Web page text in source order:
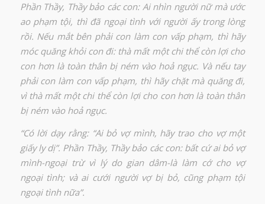
Phần Thầy, Thầy bảo các con: Ai nhìn người nữ mà ước
ao phạm tội, thì đã ngoại tình với người ấy trong lòng
rồi. Nếu mắt bên phải con làm con vấp phạm, thì hãy
móc quăng khỏi con đi: thà mất một chi thể còn lợi cho
con hơn là toàn thân bị ném vào hoả ngục. Và nếu tay
phải con làm con vấp phạm, thì hãy chặt mà quăng đi,
vì thà mất một chi thể còn lợi cho con hơn là toàn thân
bị ném vào hoả ngục.
“Có lời dạy rằng: “Ai bỏ vợ mình, hãy trao cho vợ một
giấy ly dị”. Phần Thầy, Thầy bảo các con: bất cứ ai bỏ vợ
mình-ngoại trừ vì lý do gian dâm-là làm cớ cho vợ
ngoại tình; và ai cưới người vợ bị bỏ, cũng phạm tội
ngoại tình nữa”.